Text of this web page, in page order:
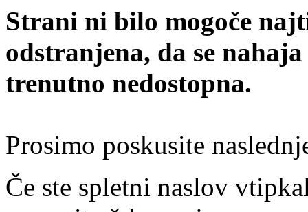
Strani ni bilo mogoče
odstranjena, da se
trenutno nedostopna.
Prosimo poskusite
Če ste spletni naslov